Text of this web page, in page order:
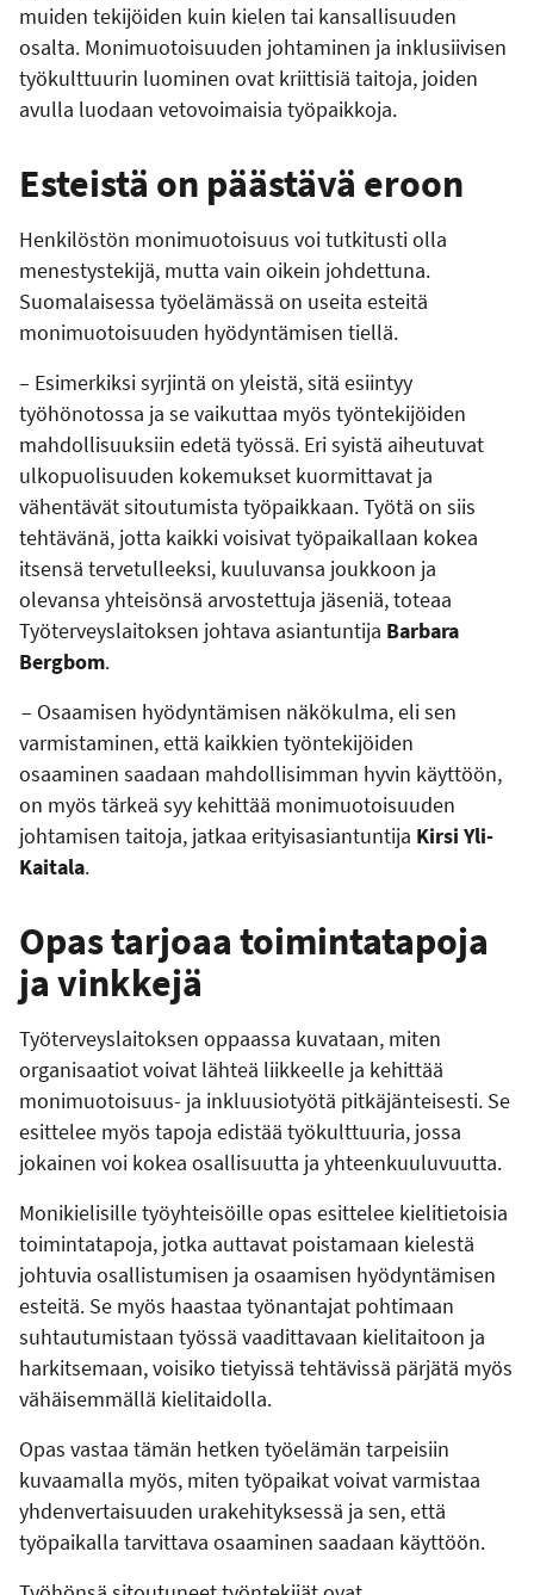
muiden tekijöiden kuin kielen tai kansallisuuden
osalta. Monimuotoisuuden johtaminen ja inklusiivisen
työkulttuurin luominen ovat kriittisiä taitoja, joiden
avulla luodaan vetovoimaisia työpaikkoja.
Esteistä on päästävä eroon
Henkilöstön monimuotoisuus voi tutkitusti olla
menestystekijä, mutta vain oikein johdettuna.
Suomalaisessa työelämässä on useita esteitä
monimuotoisuuden hyödyntämisen tiellä.
– Esimerkiksi syrjintä on yleistä, sitä esiintyy
työhönotossa ja se vaikuttaa myös työntekijöiden
mahdollisuuksiin edetä työssä. Eri syistä aiheutuvat
ulkopuolisuuden kokemukset kuormittavat ja
vähentävät sitoutumista työpaikkaan. Työtä on siis
tehtävänä, jotta kaikki voisivat työpaikallaan kokea
itsensä tervetulleeksi, kuuluvansa joukkoon ja
olevansa yhteisönsä arvostettuja jäseniä, toteaa
Työterveyslaitoksen johtava asiantuntija Barbara
Bergbom.
– Osaamisen hyödyntämisen näkökulma, eli sen
varmistaminen, että kaikkien työntekijöiden
osaaminen saadaan mahdollisimman hyvin käyttöön,
on myös tärkeä syy kehittää monimuotoisuuden
johtamisen taitoja, jatkaa erityisasiantuntija Kirsi Yli-
Kaitala.
Opas tarjoaa toimintatapoja
ja vinkkejä
Työterveyslaitoksen oppaassa kuvataan, miten
organisaatiot voivat lähteä liikkeelle ja kehittää
monimuotoisuus- ja inkluusiotyötä pitkäjänteisesti. Se
esittelee myös tapoja edistää työkulttuuria, jossa
jokainen voi kokea osallisuutta ja yhteenkuuluvuutta.
Monikielisille työyhteisöille opas esittelee kielitietoisia
toimintatapoja, jotka auttavat poistamaan kielestä
johtuvia osallistumisen ja osaamisen hyödyntämisen
esteitä. Se myös haastaa työnantajat pohtimaan
suhtautumistaan työssä vaadittavaan kielitaitoon ja
harkitsemaan, voisiko tietyissä tehtävissä pärjätä myös
vähäisemmällä kielitaidolla.
Opas vastaa tämän hetken työelämän tarpeisiin
kuvaamalla myös, miten työpaikat voivat varmistaa
yhdenvertaisuuden urakehityksessä ja sen, että
työpaikalla tarvittava osaaminen saadaan käyttöön.